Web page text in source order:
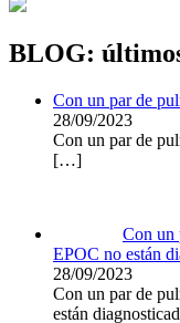
BLOG:
Con un par de
28/09/2023
Con un par de
[…]
Con un
EPOC no están
28/09/2023
Con un par de
están